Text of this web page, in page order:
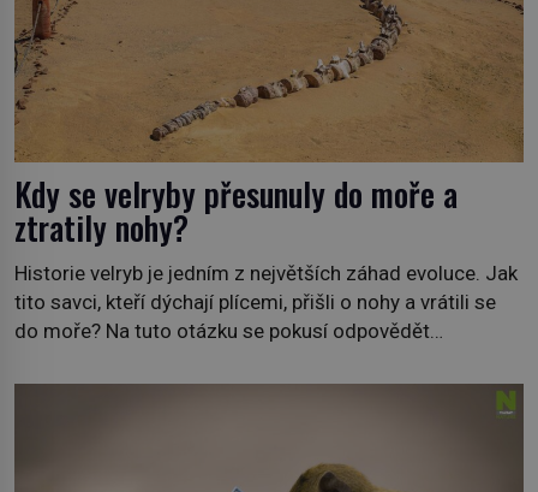
Kdy se velryby přesunuly do moře a
ztratily nohy?
Historie velryb je jedním z největších záhad evoluce. Jak
tito savci, kteří dýchají plícemi, přišli o nohy a vrátili se
do moře? Na tuto otázku se pokusí odpovědět
premiéru ve čtvrtek 29. února ve 20:00 na televizní